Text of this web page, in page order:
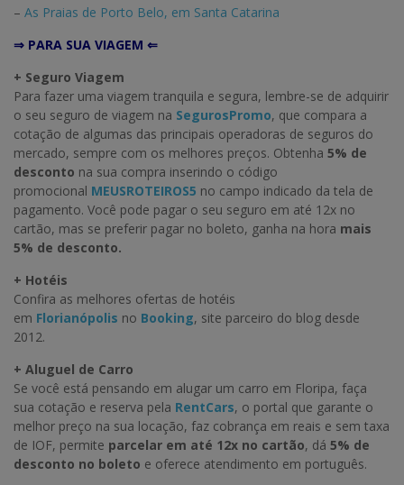
– As Praias de Porto Belo, em Santa Catarina
⇒ PARA SUA VIAGEM ⇐
+ Seguro Viagem
Para fazer uma viagem tranquila e segura, lembre-se de adquirir
o seu seguro de viagem na SegurosPromo, que compara a
cotação de algumas das principais operadoras de seguros do
mercado, sempre com os melhores preços. Obtenha 5% de
desconto na sua compra inserindo o código
promocional MEUSROTEIROS5 no campo indicado da tela de
pagamento. Você pode pagar o seu seguro em até 12x no
cartão, mas se preferir pagar no boleto, ganha na hora mais
5% de desconto.
+ Hotéis
Confira as melhores ofertas de hotéis
em Florianópolis no Booking, site parceiro do blog desde
2012.
+ Aluguel de Carro
Se você está pensando em alugar um carro em Floripa, faça
sua cotação e reserva pela RentCars, o portal que garante o
melhor preço na sua locação, faz cobrança em reais e sem taxa
de IOF, permite parcelar em até 12x no cartão, dá 5% de
desconto no boleto e oferece atendimento em português.